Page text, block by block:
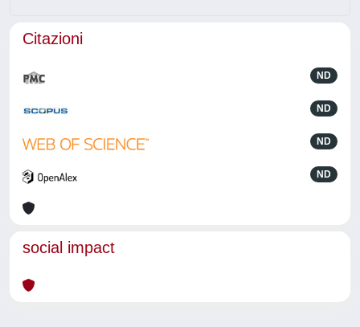
Citazioni
ND
ND
ND
ND
social impact